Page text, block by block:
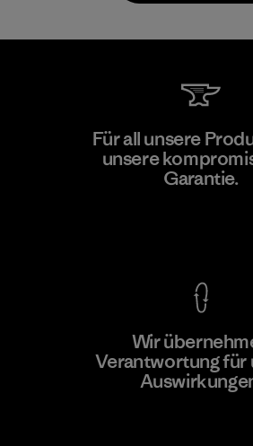
Arvind Limited (Shirting
Khaki Divisions)
Für all unsere
unsere
Garantie.
Wir
Verantwortung für